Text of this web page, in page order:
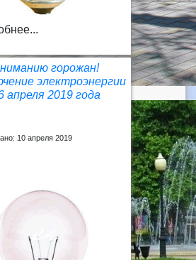
горожан!
электроэнергии
апреля 2019 года
10 апреля 2019